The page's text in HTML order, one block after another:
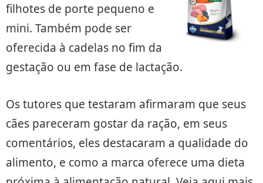
filhotes de porte pequeno e
mini. Também pode ser
oferecida à cadelas no fim da
gestação ou em fase de lactação.
Os tutores que testaram afirmaram que seus
cães pareceram gostar da ração, em seus
comentários, eles destacaram a qualidade do
alimento, e como a marca oferece uma dieta